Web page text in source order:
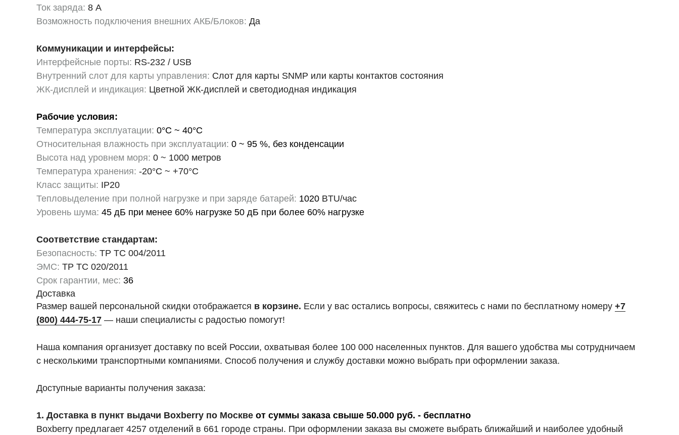
Ток заряда: 8 А
Возможность подключения внешних АКБ/Блоков: Да
Коммуникации и интерфейсы:
Интерфейсные порты: RS-232 / USB
Внутренний слот для карты управления: Слот для карты SNMP или карты контактов состояния
ЖК-дисплей и индикация: Цветной ЖК-дисплей и светодиодная индикация
Рабочие условия:
Температура эксплуатации: 0°C ~ 40°C
Относительная влажность при эксплуатации: 0 ~ 95 %, без конденсации
Высота над уровнем моря: 0 ~ 1000 метров
Температура хранения: -20°C ~ +70°C
Класс защиты: IP20
Тепловыделение при полной нагрузке и при заряде батарей: 1020 BTU/час
Уровень шума: 45 дБ при менее 60% нагрузке 50 дБ при более 60% нагрузке
Соответствие стандартам:
Безопасность: ТР ТС 004/2011
ЭМС: ТР ТС 020/2011
Срок гарантии, мес: 36
Доставка
Размер вашей персональной скидки отображается в корзине. Если у вас остались вопросы, свяжитесь с нами по бесплатному номеру +7
(800) 444-75-17 — наши специалисты с радостью помогут!
Наша компания организует доставку по всей России, охватывая более 100 000 населенных пунктов. Для вашего удобства мы сотрудничаем
с несколькими транспортными компаниями. Способ получения и службу доставки можно выбрать при оформлении заказа.
Доступные варианты получения заказа:
1. Доставка в пункт выдачи Boxberry по Москве от суммы заказа свыше 50.000 руб. - бесплатно
Boxberry предлагает 4257 отделений в 661 городе страны. При оформлении заказа вы сможете выбрать ближайший и наиболее удобный